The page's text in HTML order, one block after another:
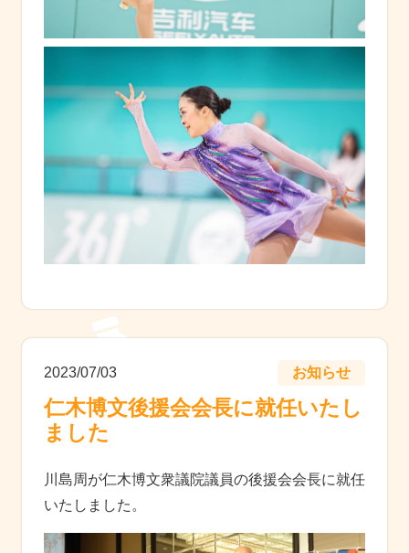
お知らせ
2023/07/03
仁木博文後援会会長に就任いたし
ました
川島周が仁木博文衆議院議員の後援会会長に就任
いたしました。